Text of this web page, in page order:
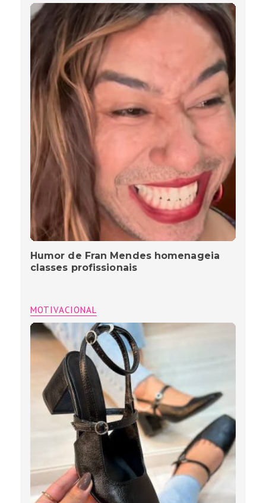
Humor de Fran Mendes homenageia
classes profissionais
MOTIVACIONAL